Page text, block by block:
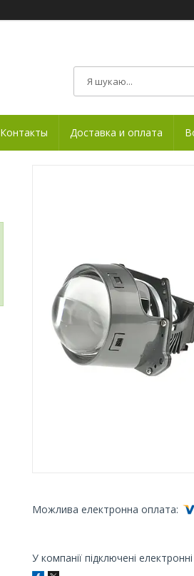
Контакты Доставка и оплата
У компанії підключені